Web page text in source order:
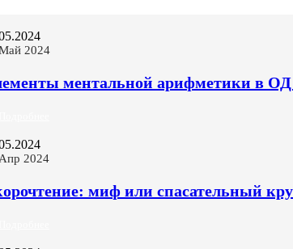
2024
ментальной арифметики в
2024
миф или спасательный